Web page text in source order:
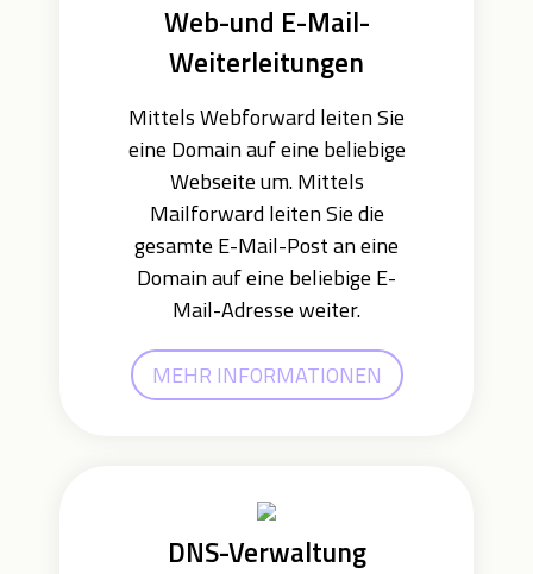
Web-und E-Mail-
Weiterleitungen
Mittels Webforward leiten Sie
eine Domain auf eine beliebige
Webseite um. Mittels
Mailforward leiten Sie die
gesamte E-Mail-Post an eine
Domain auf eine beliebige E-
Mail-Adresse weiter.
MEHR INFORMATIONEN
DNS-Verwaltung